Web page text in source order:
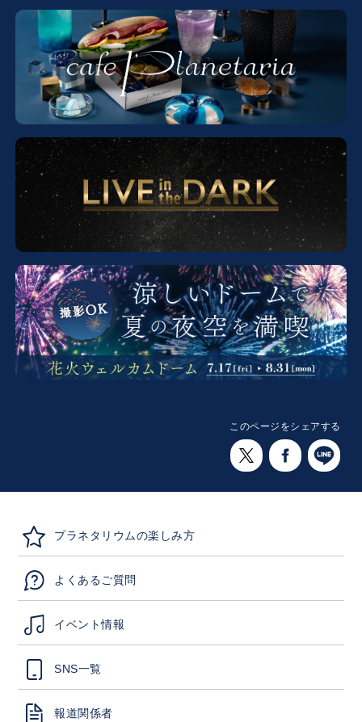
このページをシェアする
プラネタリウムの楽しみ方
よくあるご質問
イベント情報
SNS一覧
報道関係者